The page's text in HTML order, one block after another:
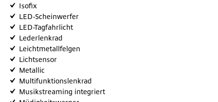
Isofix
LED-Scheinwerfer
LED-Tagfahrlicht
Lederlenkrad
Leichtmetallfelgen
Lichtsensor
Metallic
Multifunktionslenkrad
Musikstreaming integriert